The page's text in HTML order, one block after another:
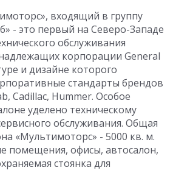
входящий в группу
- это первый на Северо-Западе
обслуживания
корпорации General
и дизайне которого
стандарты брендов
Cadillac, Hummer. Особое
уделено техническому
обслуживания. Общая
«Мультимоторс» - 5000 кв. м.
помещения, офисы, автосалон,
стоянка для